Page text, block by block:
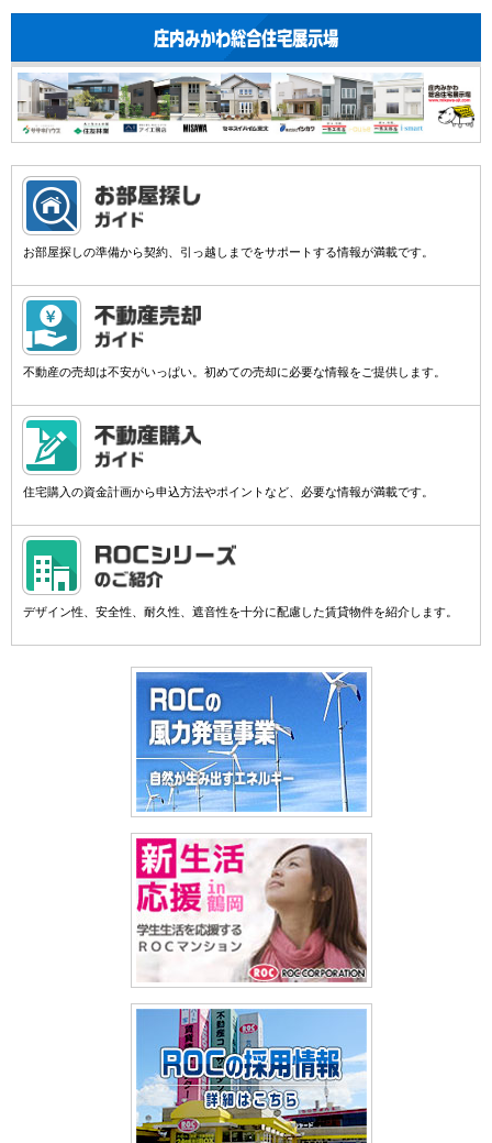
お部屋探しの準備から契約、引っ越しまでをサポートする情報が満載です。
不動産の売却は不安がいっぱい。初めての売却に必要な情報をご提供します。
住宅購入の資金計画から申込方法やポイントなど、必要な情報が満載です。
デザイン性、安全性、耐久性、遮音性を十分に配慮した賃貸物件を紹介します。